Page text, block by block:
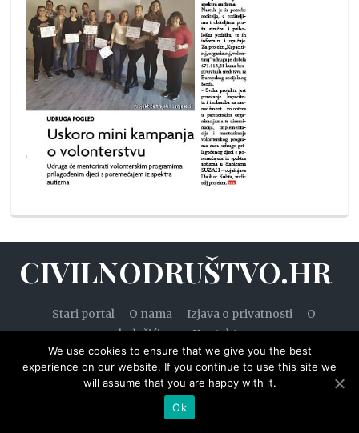
CIVILNODRUŠTVO.HR
Stari portal O nama Izjava o privatnosti
O
kolačićima
Kontakt
© 2020. — Civilnodruštvo.hr. Sva prava pridržana.
Designed by WPZOOM
We use cookies to ensure that we give you the best
experience on our website. If you continue to use this site we
will assume that you are happy with it.
Ok